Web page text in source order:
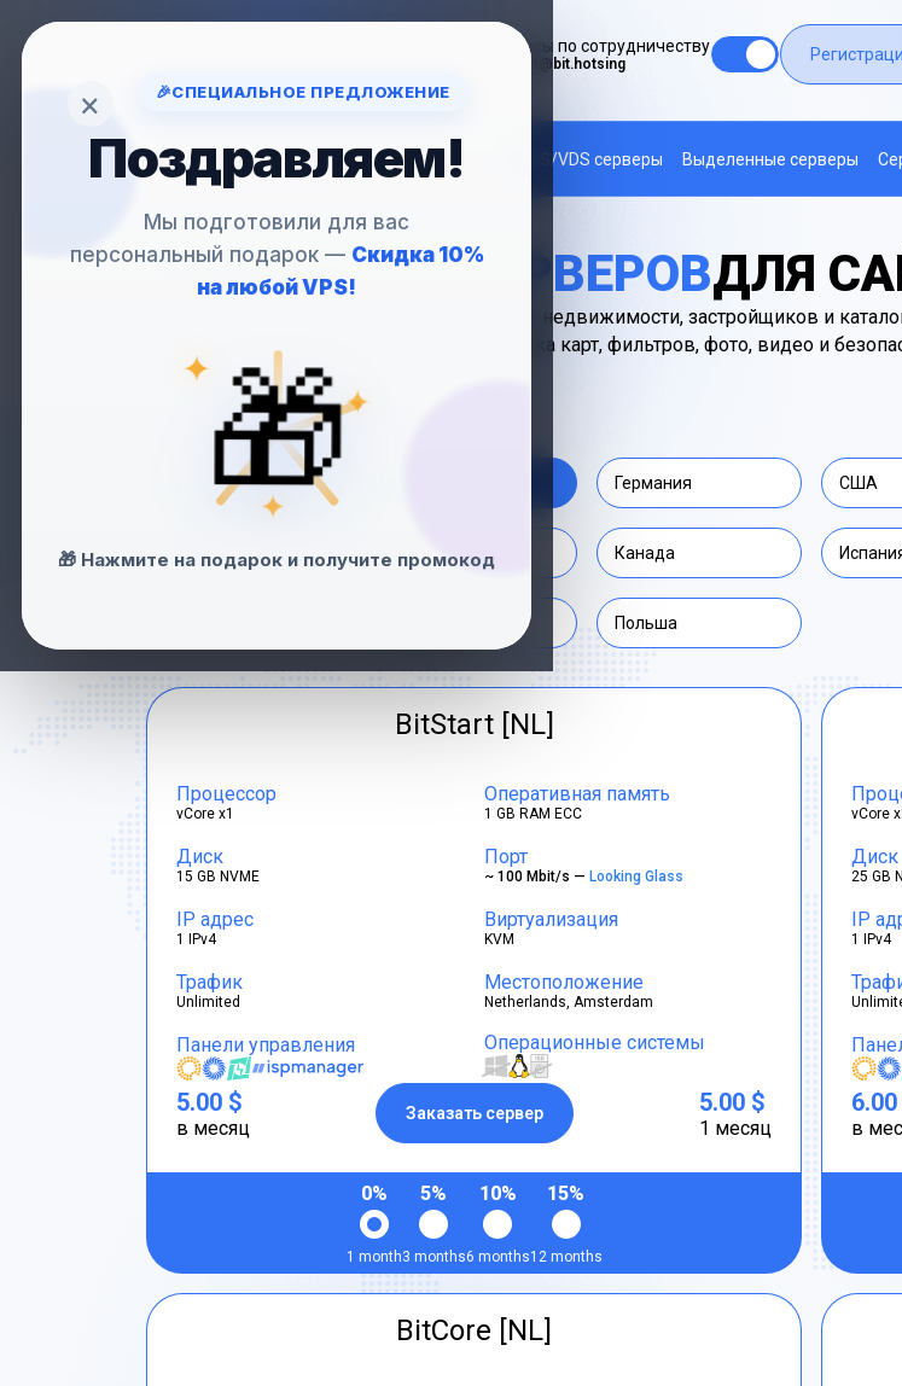
Вопросы по сотрудничеству
support@bit.hotsing
VPS/VDS серверы Выделенные серверы
АРЕНДАVPS СЕРВЕРОВДЛЯ
Хостинг для агентств недвижимости, застройщиков и
поддержка карт, фильтров, фото, видео и
Германия США
Швейцария Канада
Польша
BitStart [NL]
Процессор
vCore x1
Оперативная память
1 GB RAM ECC
Диск
15 GB NVME
Порт
~ 100 Mbit/s — Looking Glass
IP адрес
1 IPv4
Виртуализация
KVM
Трафик
Unlimited
Местоположение
Netherlands, Amsterdam
Панели управления Операционные системы
5.00 $
в месяц
Заказать сервер 5.00 $
1 месяц
0%
1 month
5%
3 months
10%
6 months
15%
12 months
vCore
Диск
25 GB
IP
1 IPv4
в
BitCore [NL]
× 🎉СПЕЦИАЛЬНОЕ ПРЕДЛОЖЕНИЕ
Поздравляем!
Мы подготовили для вас
персональный подарок — Скидка 10%
на любой VPS!
✦
✦
✦
🎁
🎁 Нажмите на подарок и получите промокод